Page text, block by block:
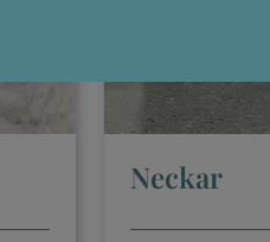
Neckar